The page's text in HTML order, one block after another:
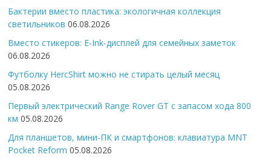
Бактерии вместо пластика: экологичная коллекция
светильников 06.08.2026
Вместо стикеров: E-Ink-дисплей для семейных заметок
06.08.2026
Футболку HercShirt можно не стирать целый месяц
05.08.2026
Первый электрический Range Rover GT с запасом хода 800
км 05.08.2026
Для планшетов, мини-ПК и смартфонов: клавиатура MNT
Pocket Reform 05.08.2026